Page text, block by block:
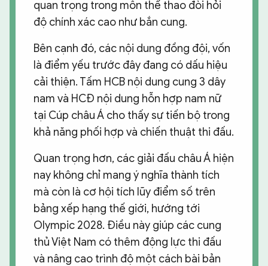
quan trọng trong môn thể thao đòi hỏi
độ chính xác cao như bắn cung.
Bên cạnh đó, các nội dung đồng đội, vốn
là điểm yếu trước đây đang có dấu hiệu
cải thiện. Tấm HCB nội dung cung 3 dây
nam và HCĐ nội dung hỗn hợp nam nữ
tại Cúp châu Á cho thấy sự tiến bộ trong
khả năng phối hợp và chiến thuật thi đấu.
Quan trọng hơn, các giải đấu châu Á hiện
nay không chỉ mang ý nghĩa thành tích
mà còn là cơ hội tích lũy điểm số trên
bảng xếp hạng thế giới, hướng tới
Olympic 2028. Điều này giúp các cung
thủ Việt Nam có thêm động lực thi đấu
và nâng cao trình độ một cách bài bản